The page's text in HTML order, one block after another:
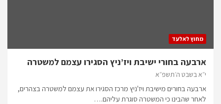
מחוץ לאלעד
ארבעה בחורי ישיבת ויז’ניץ הסגירו עצמם למשטרה
י״א בשבט ה׳תשפ״א
ארבעה בחורים מישיבת ויז'ניץ מרכז הסגירו את עצמם למשטרה בצהרים,
לאחר שהבינו כי המשטרה סוגרת עליהם.…